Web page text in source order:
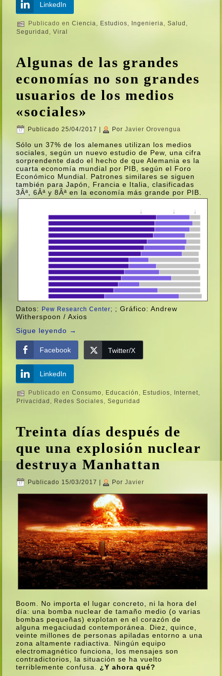
LinkedIn
Publicado en Ciencia, Estudios, Ingenieria,Salud ,
Seguridad ,Viral
Algunas de las grandes
economí­as no son grandes
usuarios de los medios
«sociales»
Publicado 25/04/2017 Por Javier Orovengua
Sólo un 37% de los alemanes utilizan los medios
sociales, según un nuevo estudio de Pew, una cifra
sorprendente dado el hecho de que Alemania es la
cuarta economí­a mundial por PIB, según el Foro
Económico Mundial. Patrones similares se siguen
también para Japón, Francia e Italia, clasificadas
3Âª, 6Âª y 8Âª en la economí­a más grande por PIB.
Datos: Pew Research Center; ; Gráfico: Andrew
Witherspoon / Axios
Sigue leyendo →
Facebook Twitter/X
LinkedIn
Publicado en Consumo, Educación , Estudios, Internet,
Privacidad , Redes Sociales,Seguridad
Treinta dí­as después de
que una explosión nuclear
destruya Manhattan
Publicado 15/03/2017 Por Javier
Boom. No importa el lugar concreto, ni la hora del
dí­a: una bomba nuclear de tamaño medio (o varias
bombas pequeñas) explotan en el corazón de
alguna megaciudad contemporánea. Diez, quince,
veinte millones de personas apiladas entorno a una
zona altamente radiactiva. Ningún equipo
electromagnético funciona, los mensajes son
contradictorios, la situación se ha vuelto
terriblemente confusa. ¿Y ahora qué?